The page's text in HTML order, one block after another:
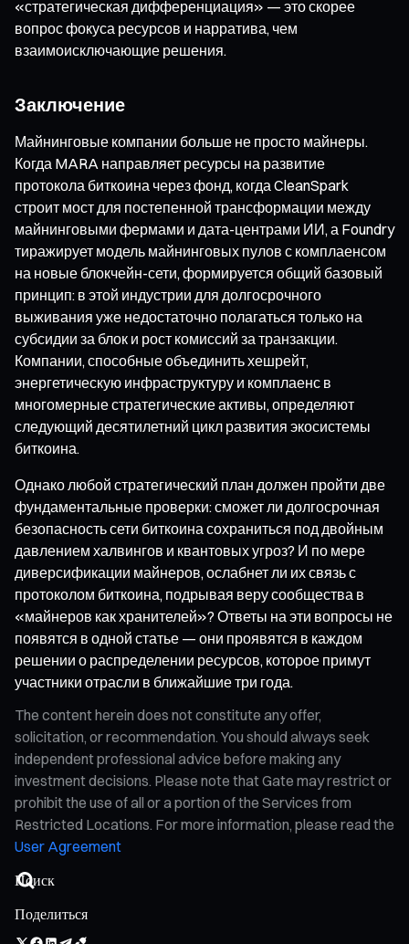
«стратегическая дифференциация» — это скорее
вопрос фокуса ресурсов и нарратива, чем
взаимоисключающие решения.
Заключение
Майнинговые компании больше не просто майнеры.
Когда MARA направляет ресурсы на развитие
протокола биткоина через фонд, когда CleanSpark
строит мост для постепенной трансформации между
майнинговыми фермами и дата-центрами ИИ, а Foundry
тиражирует модель майнинговых пулов с комплаенсом
на новые блокчейн-сети, формируется общий базовый
принцип: в этой индустрии для долгосрочного
выживания уже недостаточно полагаться только на
субсидии за блок и рост комиссий за транзакции.
Компании, способные объединить хешрейт,
энергетическую инфраструктуру и комплаенс в
многомерные стратегические активы, определяют
следующий десятилетний цикл развития экосистемы
биткоина.
Однако любой стратегический план должен пройти две
фундаментальные проверки: сможет ли долгосрочная
безопасность сети биткоина сохраниться под двойным
давлением халвингов и квантовых угроз? И по мере
диверсификации майнеров, ослабнет ли их связь с
протоколом биткоина, подрывая веру сообщества в
«майнеров как хранителей»? Ответы на эти вопросы не
появятся в одной статье — они проявятся в каждом
решении о распределении ресурсов, которое примут
участники отрасли в ближайшие три года.
The content herein does not constitute any offer,
solicitation, or recommendation. You should always seek
independent professional advice before making any
investment decisions. Please note that Gate may restrict or
prohibit the use of all or a portion of the Services from
Restricted Locations. For more information, please read the
User Agreement
Поделиться